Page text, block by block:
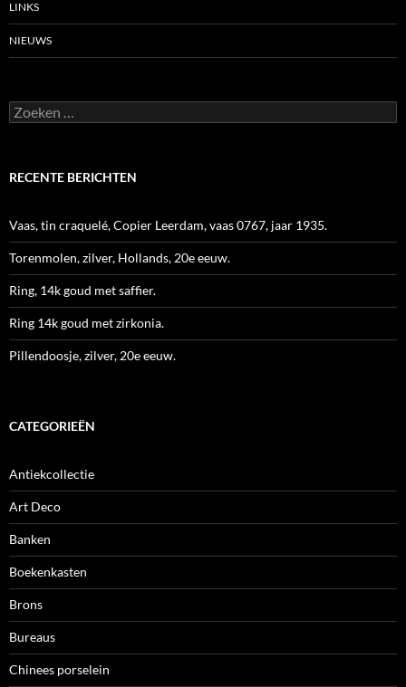
LINKS
NIEUWS
Zoeken
naar:
RECENTE BERICHTEN
Vaas, tin craquelé, Copier Leerdam, vaas 0767, jaar 1935.
Torenmolen, zilver, Hollands, 20e eeuw.
Ring, 14k goud met saffier.
Ring 14k goud met zirkonia.
Pillendoosje, zilver, 20e eeuw.
CATEGORIEËN
Antiekcollectie
Art Deco
Banken
Boekenkasten
Brons
Bureaus
Chinees porselein